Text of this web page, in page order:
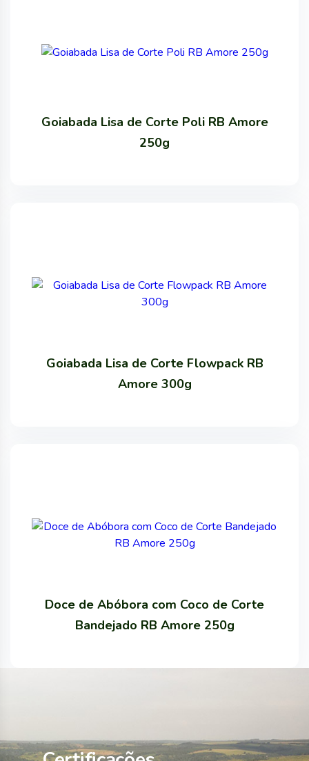
Goiabada Lisa de Corte Poli RB Amore
250g
Goiabada Lisa de Corte Flowpack RB
Amore 300g
Doce de Abóbora com Coco de Corte
Bandejado RB Amore 250g